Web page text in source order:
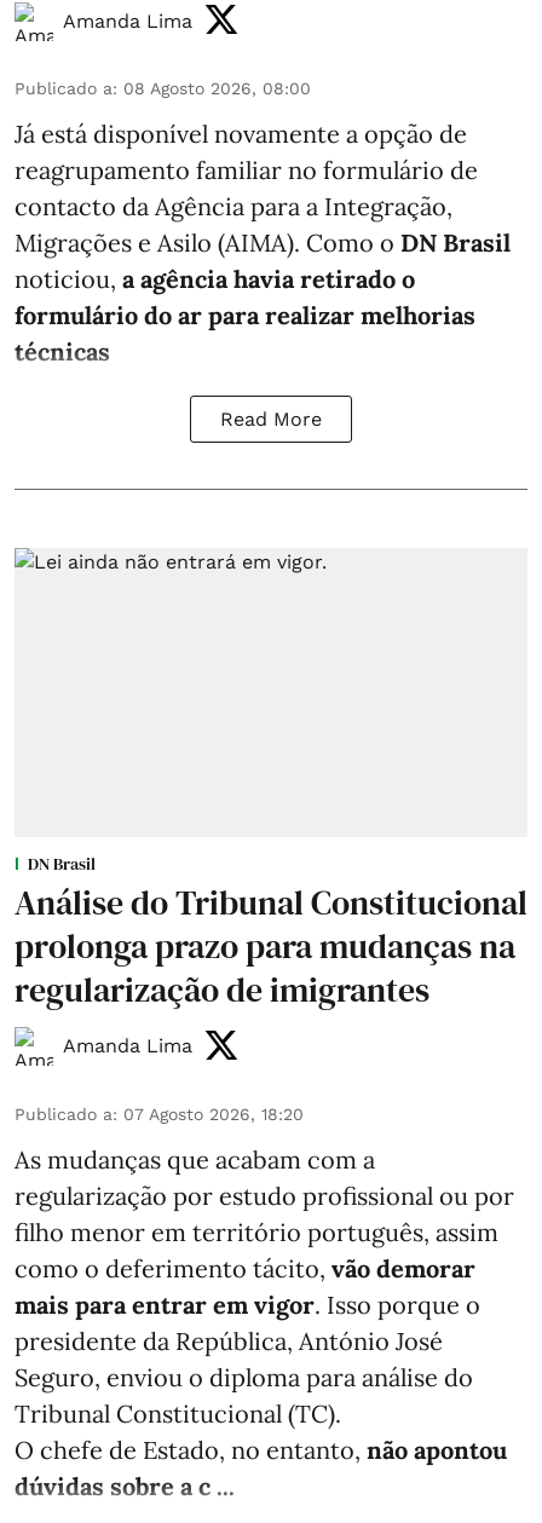
Amanda Lima
Publicado a: 08 Agosto 2026, 08:00
Já está disponível novamente a opção de
reagrupamento familiar no formulário de
contacto da Agência para a Integração,
Migrações e Asilo (AIMA). Como o DN Brasil
noticiou, a agência havia retirado o
formulário do ar para realizar melhorias
técnicas
Read More
DN Brasil
Análise do Tribunal Constitucional
prolonga prazo para mudanças na
regularização de imigrantes
Amanda Lima
Publicado a: 07 Agosto 2026, 18:20
As mudanças que acabam com a
regularização por estudo profissional ou por
filho menor em território português, assim
como o deferimento tácito, vão demorar
mais para entrar em vigor. Isso porque o
presidente da República, António José
Seguro, enviou o diploma para análise do
Tribunal Constitucional (TC).
O chefe de Estado, no entanto, não apontou
dúvidas sobre a c ...